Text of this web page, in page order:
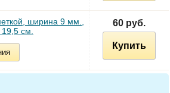
ширина 9 мм.,
см.
60 руб.
Купить